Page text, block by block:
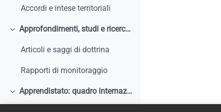
Accordi e intese territoriali
Minimizza
Approfondimenti, studi e ricerche
Articoli e saggi di dottrina
Rapporti di monitoraggio
Minimizza
Apprendistato: quadro internazionale e comparato